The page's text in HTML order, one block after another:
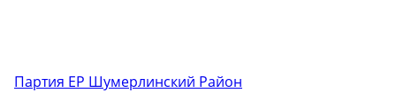
Партия ЕР Шумерлинский Район